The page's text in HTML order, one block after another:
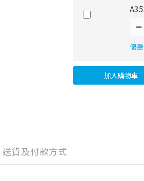
優
加入購物車
送貨及付款方式